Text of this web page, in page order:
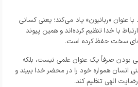
با عنوان «ربانیون» یاد می‌کند؛ یعنی کسانی
با خدا تنظیم کرده‌اند و همین پیوند
سخت حفظ کرده است.
بودن صرفاً یک عنوان علمی نیست، بلکه
همواره خود را در محضر خدا ببیند و
الهی تنظیم کند.